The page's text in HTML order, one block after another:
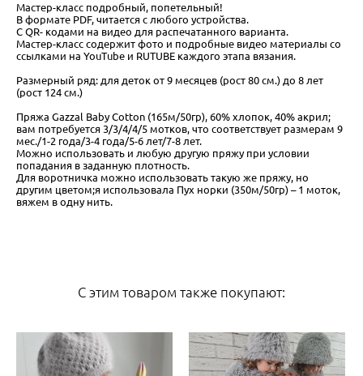
Мастер-класс подробный, попетельный!
В формате PDF, читается с любого устройства.
С QR- кодами на видео для распечатанного варианта.
Мастер-класс содержит фото и подробные видео материалы со
ссылками на YouTube и RUTUBE каждого этапа вязания.
Размерный ряд: для деток от 9 месяцев (рост 80 см.) до 8 лет
(рост 124 см.)
Пряжа Gazzal Baby Cotton (165м/50гр), 60% хлопок, 40% акрил;
вам потребуется 3/3/4/4/5 мотков, что соответствует размерам 9
мес./1-2 года/3-4 года/5-6 лет/7-8 лет.
Можно использовать и любую другую пряжу при условии
попадания в заданную плотность.
Для воротничка можно использовать такую же пряжу, но
другим цветом;я использовала Пух норки (350м/50гр) – 1 моток,
вяжем в одну нить.
С этим товаром также покупают: